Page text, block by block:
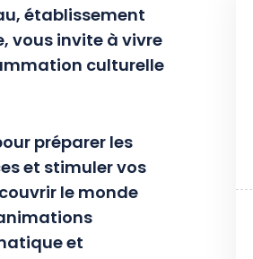
établissement
vous invite à vivre
culturelle
préparer les
et stimuler vos
le monde
et